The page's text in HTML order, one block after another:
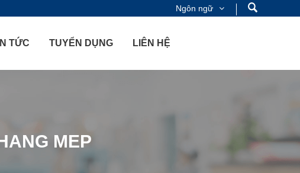
Ngôn ngữ
TỨC TUYỂN DỤNG LIÊN HỆ
MEP